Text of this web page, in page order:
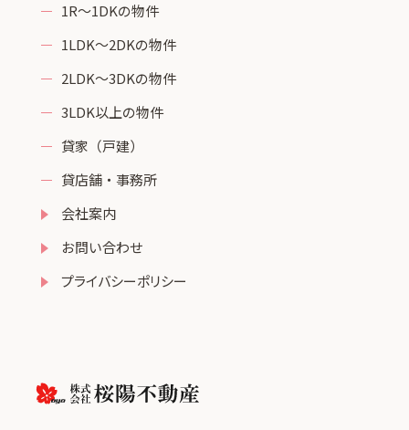
1R～1DKの物件
1LDK～2DKの物件
2LDK～3DKの物件
3LDK以上の物件
貸家（戸建）
貸店舗・事務所
会社案内
お問い合わせ
プライバシーポリシー